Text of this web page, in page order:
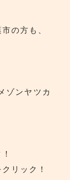
の方も、
ゾンヤツカ
リック！